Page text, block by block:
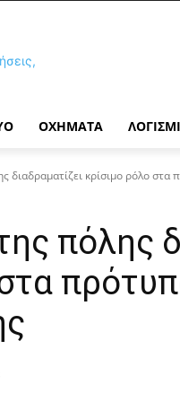
ΟΧΉΜΑΤΑ
διαδραματίζει κρίσιμο ρόλο στα
πόλης